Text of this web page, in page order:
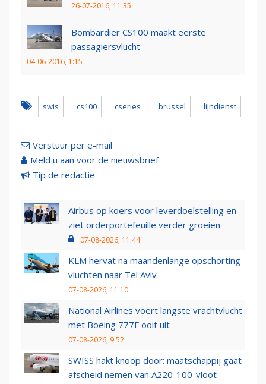
26-07-2016, 11:35
Bombardier CS100 maakt eerste
passagiersvlucht
04-06-2016, 1:15
swis cs100 cseries brussel lijndienst
Verstuur per e-mail
Meld u aan voor de nieuwsbrief
Tip de redactie
Airbus op koers voor leverdoelstelling en
ziet orderportefeuille verder groeien
07-08-2026, 11:44
KLM hervat na maandenlange opschorting
vluchten naar Tel Aviv
07-08-2026, 11:10
National Airlines voert langste vrachtvlucht
met Boeing 777F ooit uit
07-08-2026, 9:52
SWISS hakt knoop door: maatschappij gaat
afscheid nemen van A220-100-vloot